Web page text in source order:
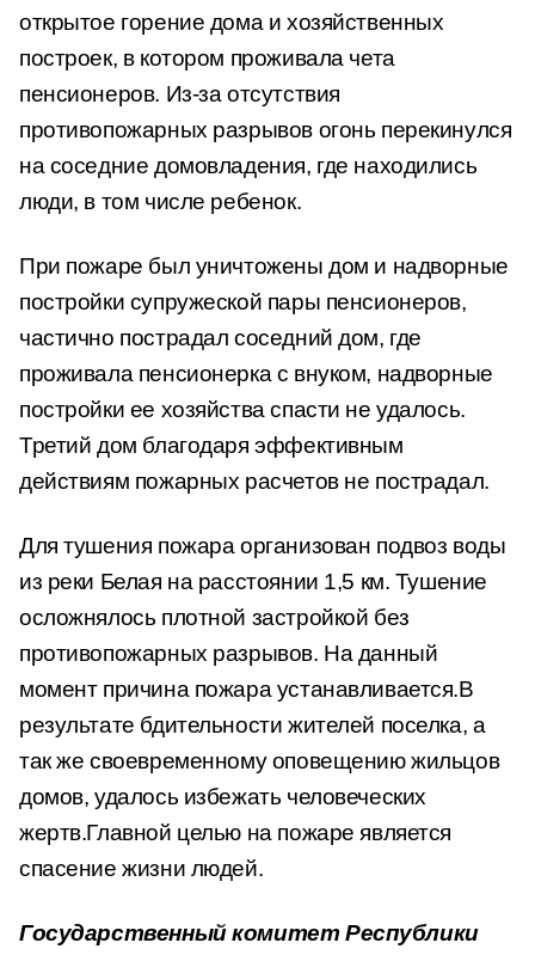
открытое горение дома и хозяйственных
построек, в котором проживала чета
пенсионеров. Из-за отсутствия
противопожарных разрывов огонь перекинулся
на соседние домовладения, где находились
люди, в том числе ребенок.
При пожаре был уничтожены дом и надворные
постройки супружеской пары пенсионеров,
частично пострадал соседний дом, где
проживала пенсионерка с внуком, надворные
постройки ее хозяйства спасти не удалось.
Третий дом благодаря эффективным
действиям пожарных расчетов не пострадал.
Для тушения пожара организован подвоз воды
из реки Белая на расстоянии 1,5 км. Тушение
осложнялось плотной застройкой без
противопожарных разрывов. На данный
момент причина пожара устанавливается.В
результате бдительности жителей поселка, а
так же своевременному оповещению жильцов
домов, удалось избежать человеческих
жертв.Главной целью на пожаре является
спасение жизни людей.
Государственный комитет Республики